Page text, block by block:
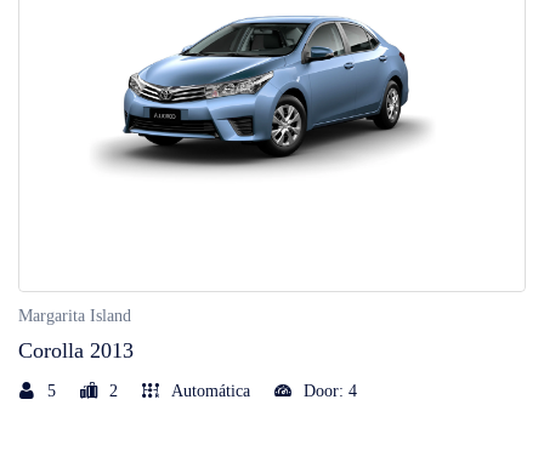
Margarita Island
Corolla 2013
5 2 Automática Door: 4